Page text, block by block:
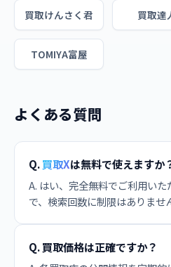
買取けんさく君 買取達
TOMIYA富屋
よくある質問
Q.買取Xは無料で使えますか
A. はい、完全無料でご利用い
で、検索回数に制限はありませ
Q. 買取価格は正確ですか？